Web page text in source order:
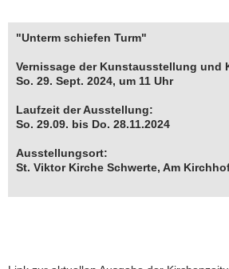
"Unterm schiefen Turm"
Vernissage der Kunstausstellung und
So. 29. Sept. 2024, um 11 Uhr
Laufzeit der Ausstellung:
So. 29.09. bis Do. 28.11.2024
Ausstellungsort:
St. Viktor Kirche Schwerte, Am